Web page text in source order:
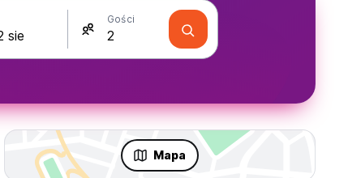
Gości
Mapa